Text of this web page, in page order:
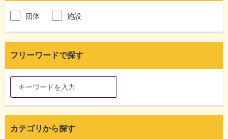
団体 施設
フリーワードで探す
カテゴリから探す